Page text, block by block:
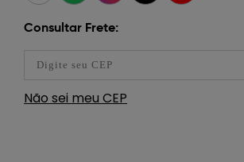
Consultar Frete:
Não sei meu CEP